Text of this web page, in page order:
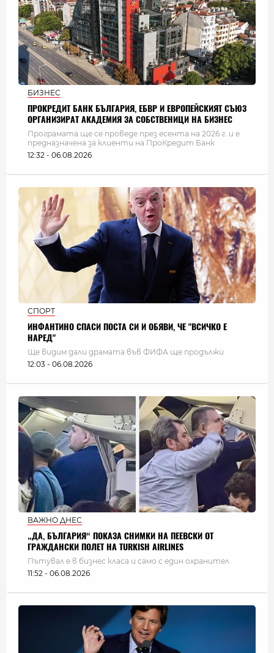
БИЗНЕС
ПРОКРЕДИТ БАНК БЪЛГАРИЯ, ЕБВР И ЕВРОПЕЙСКИЯТ СЪЮЗ
ОРГАНИЗИРАТ АКАДЕМИЯ ЗА СОБСТВЕНИЦИ НА БИЗНЕС
Програмата ще се проведе през есента на 2026 г. и е
предназначена за клиенти на ПроКредит Банк
12:32 - 06.08.2026
СПОРТ
ИНФАНТИНО СПАСИ ПОСТА СИ И ОБЯВИ, ЧЕ "ВСИЧКО Е
НАРЕД"
Ще видим дали драмата във ФИФА ще продължи
12:03 - 06.08.2026
ВАЖНО ДНЕС
„ДА, БЪЛГАРИЯ“ ПОКАЗА СНИМКИ НА ПЕЕВСКИ ОТ
ГРАЖДАНСКИ ПОЛЕТ НА TURKISH AIRLINES
Пътувал е в бизнес класа и само с един охранител
11:52 - 06.08.2026